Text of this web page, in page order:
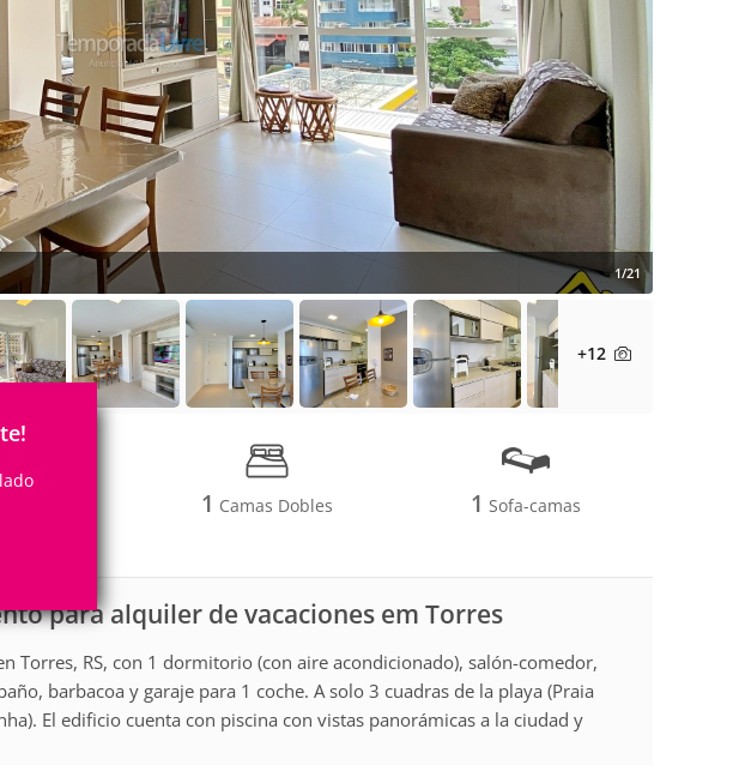
1/21
+12
1 Camas Dobles 1 Sofa-camas
para alquiler de vacaciones em Torres
Torres, RS, con 1 dormitorio (con aire acondicionado), salón-comedor,
barbacoa y garaje para 1 coche. A solo 3 cuadras de la playa (Praia
El edificio cuenta con piscina con vistas panorámicas a la ciudad y